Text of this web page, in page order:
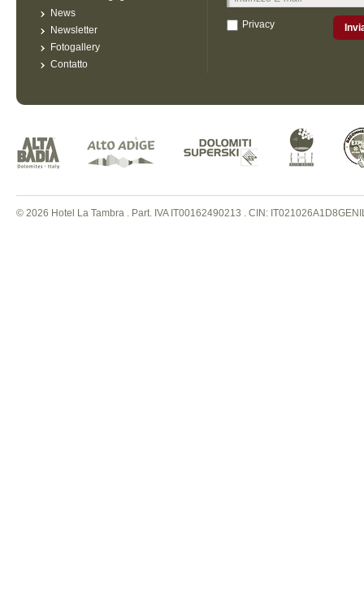
News
Newsletter
Fotogallery
Contatto
Privacy
© 2026 Hotel La Tambra . Part. IVA IT00162490213 . CIN: